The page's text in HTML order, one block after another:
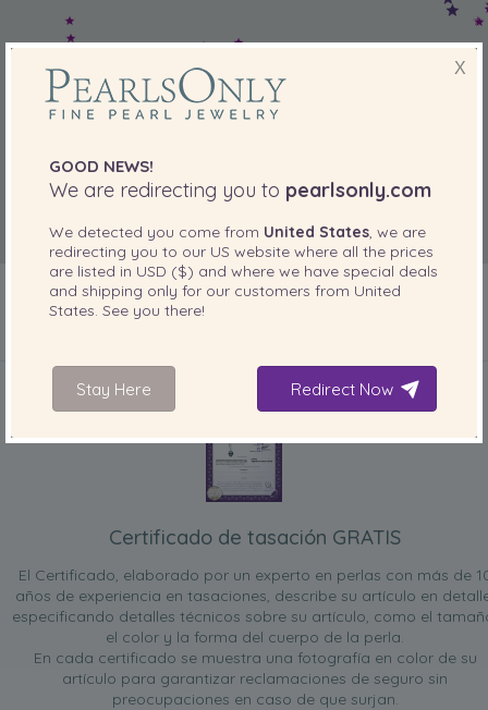
INCLUIDO CON SU PRODUCTO
Certificado de tasación GRATIS
El Certificado, elaborado por un experto en perlas con más de
años de experiencia en tasaciones, describe su artículo en
especificando detalles técnicos sobre su artículo, como el
el color y la forma del cuerpo de la perla.
En cada certificado se muestra una fotografía en color de su
artículo para garantizar reclamaciones de seguro sin
preocupaciones en caso de que surjan.
X
GOOD NEWS!
We are redirecting you to pearlsonly.com
We detected you come from United States , we are
redirecting you to our US website where all the prices
are listed in USD ($) and where we have special deals
and shipping only for our customers from United
States . See you there!
Stay Here Redirect Now